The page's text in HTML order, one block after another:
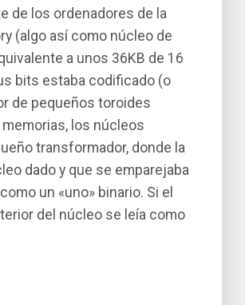
de los ordenadores de la
(algo así­ como núcleo de
a unos 36KB de 16
bits estaba codificado (o
de pequeños toroides
los núcleos
transformador, donde la
dado y que se emparejaba
un «uno» binario. Si el
del núcleo se leí­a como